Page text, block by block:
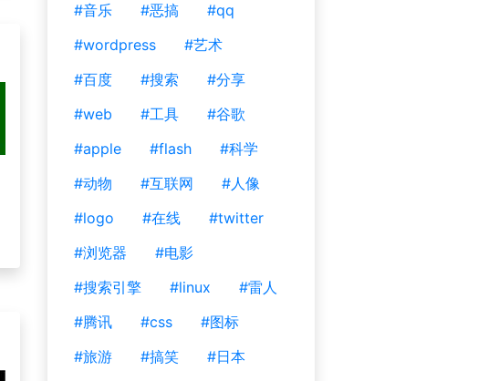
#音乐
#恶搞
#qq
#wordpress
#艺术
#百度
#搜索
#分享
#web
#工具
#谷歌
#apple
#flash
#科学
#动物
#互联网
#人像
#logo
#在线
#twitter
#浏览器
#电影
#搜索引擎
#linux
#雷人
#腾讯
#css
#图标
#旅游
#搞笑
#日本